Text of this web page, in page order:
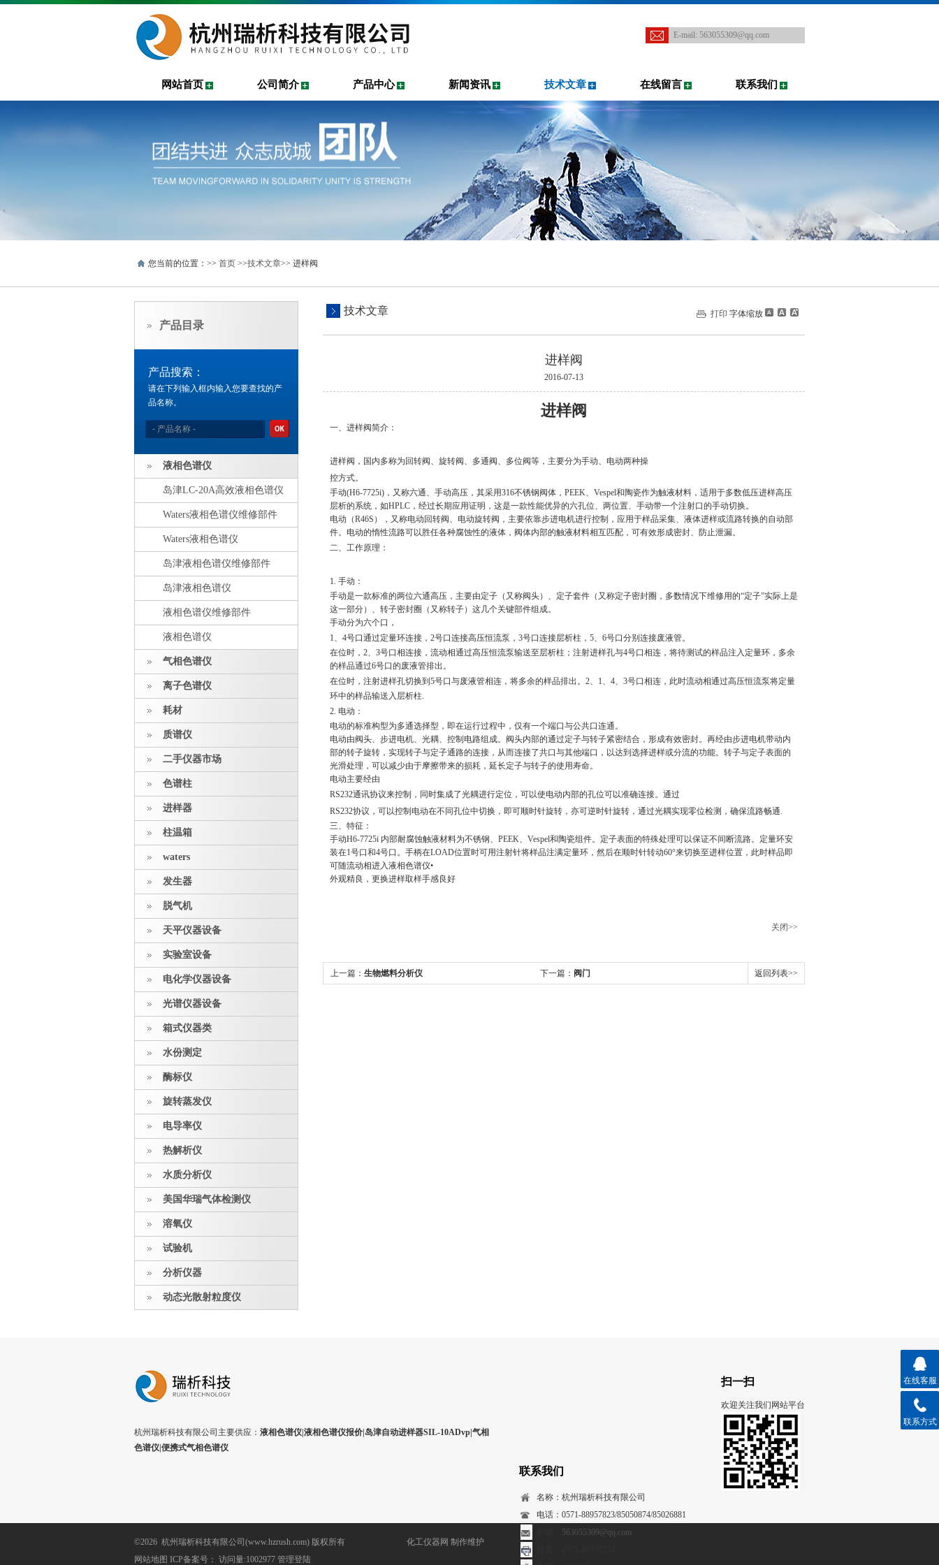
E-mail: 563055309@qq.com
网站首页 公司简介 产品中心 新闻资讯 技术文章 在线留言 联系我们
您当前的位置：>> 首页 >>技术文章>> 进样阀
产品目录
产品搜索：
请在下列输入框内输入您要查找的产
品名称。
液相色谱仪
岛津LC-20A高效液相色谱仪
Waters液相色谱仪维修部件
Waters液相色谱仪
岛津液相色谱仪维修部件
岛津液相色谱仪
液相色谱仪维修部件
液相色谱仪
气相色谱仪
离子色谱仪
耗材
质谱仪
二手仪器市场
色谱柱
进样器
柱温箱
waters
发生器
脱气机
天平仪器设备
实验室设备
电化学仪器设备
光谱仪器设备
箱式仪器类
水份测定
酶标仪
旋转蒸发仪
电导率仪
热解析仪
水质分析仪
美国华瑞气体检测仪
溶氧仪
试验机
分析仪器
动态光散射粒度仪
技术文章 打印 字体缩放
进样阀
2016-07-13
进样阀
一、进样阀简介：
进样阀，国内多称为回转阀、旋转阀、多通阀、多位阀等，主要分为手动、电动两种操
控方式。
手动(H6-7725i) ，又称六通、手动高压，其采用316不锈钢阀体， PEEK、 Vespel和陶瓷作为触液材料，适用于多数低压进样高压
层析的系统，如HPLC ，经过长期应用证明，这是一款性能优异的六孔位、两位置、手动带一个注射口的手动切换。
电动（R46S ），又称电动回转阀、电动旋转阀，主要依靠步进电机进行控制，应用于样品采集、液体进样或流路转换的自动部
件。电动的惰性流路可以胜任各种腐蚀性的液体，阀体内部的触液材料相互匹配，可有效形成密封、防止泄漏。
二、工作原理：
1. 手动：
手动是一款标准的两位六通高压， 主要由定子（又称阀头） 、 定子套件（又称定子密封圈，多数情况下维修用的“定子”实际上是
这一部分） 、转子密封圈（又称转子）这几个关键部件组成。
手动分为六个口，
1、 4号口通过定量环连接， 2号口连接高压恒流泵， 3号口连接层析柱， 5、 6号口分别连接废液管。
在位时， 2、 3号口相连接，流动相通过高压恒流泵输送至层析柱；注射进样孔与4号口相连，将待测试的样品注入定量环，多余
的样品通过6号口的废液管排出。
在位时，注射进样孔切换到 5号口与废液管相连，将多余的样品排出。 2、 1、 4、 3号口相连，此时流动相通过高压恒流泵将定量
环中的样品输送入层析柱.
2. 电动：
电动的标准构型为多通选择型， 即在运行过程中， 仅有一个端口与公共口连通。
电动由阀头、步进电机、光耦、控制电路组成。 阀头内部的通过定子与转子紧密结合，形成有效密封。再经由步进电机带动内
部的转子旋转，实现转子与定子通路的连接，从而连接了共口与其他端口，以达到选择进样或分流的功能。转子与定子表面的
光滑处理，可以减少由于摩擦带来的损耗，延长定子与转子的使用寿命。
电动主要经由
RS232通讯协议来控制， 同时集成了光耦进行定位， 可以使电动内部的孔位可以准确连接。通过
RS232协议，可以控制电动在不同孔位中切换，即可顺时针旋转，亦可逆时针旋转，通过光耦实现零位检测，确保流路畅通.
三、特征：
手动H6-7725i 内部耐腐蚀触液材料为不锈钢、 PEEK、 Vespel和陶瓷组件。定子表面的特殊处理可以保证不间断流路。 定量环安
装在1号口和4号口。 手柄在LOAD位置时可用注射针将样品注满定量环，然后在顺时针转动60°来切换至进样位置，此时样品即
可随流动相进入液相色谱仪•
外观精良，更换进样取样手感良好
关闭>>
上一篇： 生物燃料分析仪 下一篇： 阀门 返回列表>>
杭州瑞析科技有限公司主要供应： 液相色谱仪|液相色谱仪报价|岛津自动进样器SIL-10ADvp|气相
色谱仪|便携式气相色谱仪
扫一扫
欢迎关注我们网站平台
联系我们
名称：杭州瑞析科技有限公司
电话：0571-88957823/85050874/85026881
563055309@qq.com
©2026 杭州瑞析科技有限公司(www.hzrush.com) 版权所有
网站地图 ICP备案号： 访问量:1002977 管理登陆
化工仪器网 制作维护
在线客服
联系方式